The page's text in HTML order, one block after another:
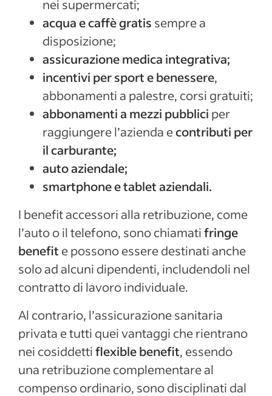
nei supermercati;
acqua e caffè gratis sempre a
disposizione;
assicurazione medica integrativa;
incentivi per sport e benessere,
abbonamenti a palestre, corsi gratuiti;
abbonamenti a mezzi pubblici per
raggiungere l’azienda econtributi per
il carburante;
auto aziendale;
smartphone e tablet aziendali.
I benefit accessori alla retribuzione, come
l’auto o il telefono, sono chiamatifringe
benefit e possono essere destinati anche
solo ad alcuni dipendenti, includendoli nel
contratto di lavoro individuale.
Al contrario, l’assicurazione sanitaria
privata e tutti quei vantaggi che rientrano
nei cosiddettiflexible benefit, essendo
una retribuzione complementare al
compenso ordinario, sono disciplinati dal